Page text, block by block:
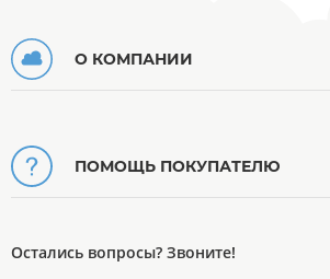
О КОМПАНИИ
ПОМОЩЬ ПОКУПАТЕЛЮ
Остались вопросы? Звоните!